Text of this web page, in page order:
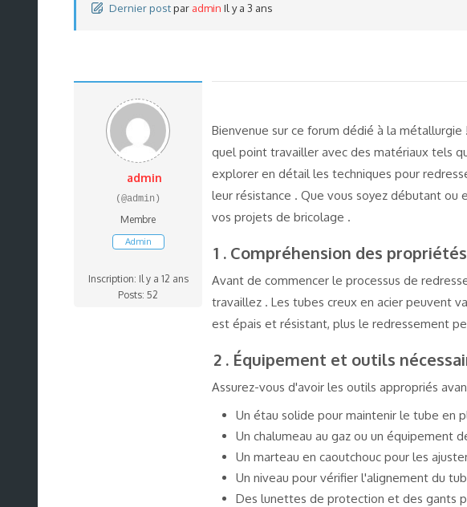
Dernier postpar admin Il y a 3 ans
admin
(@admin)
Membre
Admin
Inscription: Il y a 12 ans
Posts: 52
Bienvenue sur ce forum dédié à la
quel point travailler avec des matériaux tels
explorer en détail les techniques pour
leur résistance . Que vous soyez débutant
vos projets de bricolage .
1 . Compréhension des
Avant de commencer le processus de
travaillez . Les tubes creux en acier peuvent
est épais et résistant, plus le redressement
2 . Équipement et outils
Assurez-vous d'avoir les outils appropriés
Un étau solide pour maintenir le tube en
Un chalumeau au gaz ou un équipement
Un marteau en caoutchouc pour les
Un niveau pour vérifier l'alignement du
Des lunettes de protection et des gants